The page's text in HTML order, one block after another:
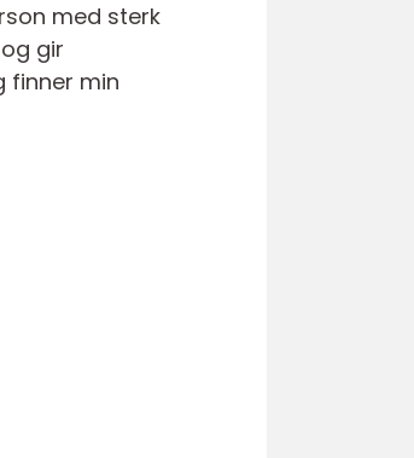
med sterk
gir
finner min